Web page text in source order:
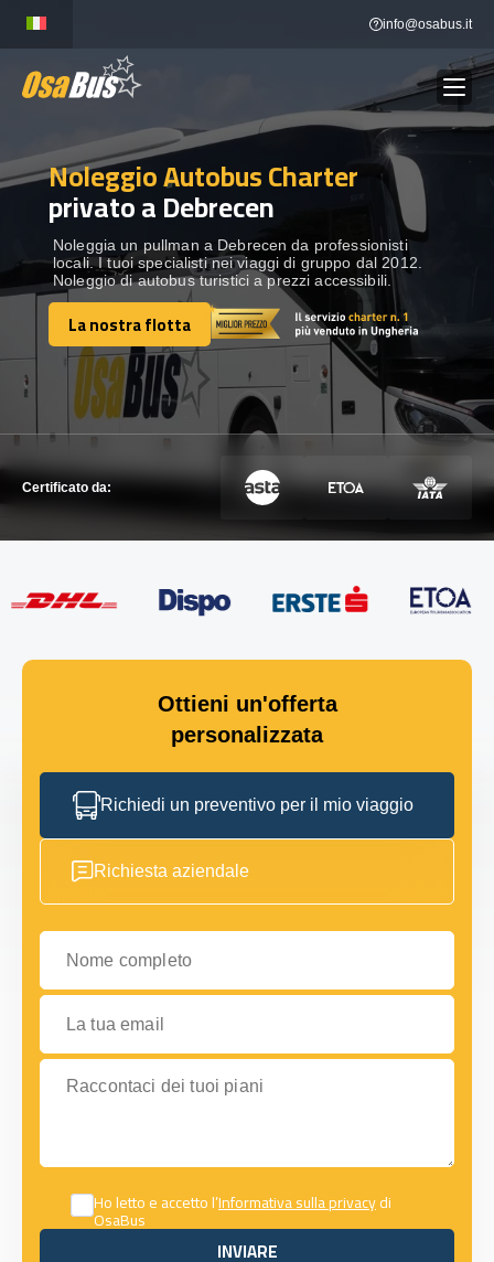
content
info@osabus.it
NOLEGGIO AUTOBUS Show dropdown
DESTINAZIONI Show dropdown
FLOTTA
METTITI IN CONTATTO
METTITI IN CONTATTO
Noleggio Autobus Charter
privato a Debrecen
Noleggia un pullman a Debrecen da professionisti
locali. I tuoi specialisti nei viaggi di gruppo dal 2012.
Noleggio di autobus turistici a prezzi accessibili.
La nostra flotta
La nostra flotta
Certificato da:
Ottieni un'offerta
personalizzata
Richiedi un preventivo per il mio viaggio
Richiesta aziendale
Nome completo
La tua email
Raccontaci dei tuoi piani
Ho letto e accetto l’Informativa sulla privacydi
OsaBus
INVIARE